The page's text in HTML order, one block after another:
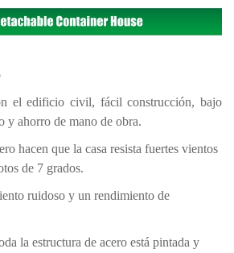
el edificio civil, fácil construcción, bajo
y ahorro de mano de obra.
hacen que la casa resista fuertes vientos
de 7 grados.
ruidoso y un rendimiento de
la estructura de acero está pintada y